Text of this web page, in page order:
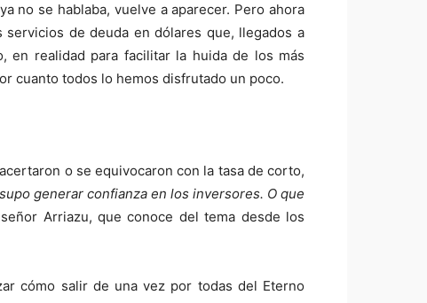
no se hablaba, vuelve a aparecer. Pero ahora
de deuda en dólares que, llegados a
en realidad para facilitar la huida de los más
cuanto todos lo hemos disfrutado un poco.
o se equivocaron con la tasa de corto,
generar confianza en los inversores. O que
Arriazu, que conoce del tema desde los
cómo salir de una vez por todas del Eterno